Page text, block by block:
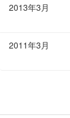
2013年3月
2011年3月